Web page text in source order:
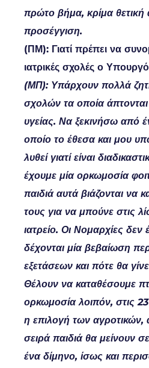
πρώτο βήμα, κρίμα θετική
προσέγγιση.
(ΠΜ): Γιατί πρέπει να
ιατρικές σχολές ο
(ΜΠ): Υπάρχουν πολλά
σχολών τα οποία
υγείας. Να ξεκινήσω από
οποίο το έθεσα και μου
λυθεί γιατί είναι
έχουμε μία ορκωμοσία
παιδιά αυτά βιάζονται να
τους για να μπούνε στις
ιατρείο. Οι Νομαρχίες δεν
δέχονται μία βεβαίωση
εξετάσεων και πότε θα
Θέλουν να καταθέσουμε
ορκωμοσία λοιπόν, στις 23
η επιλογή των αγροτικών,
σειρά παιδιά θα μείνουν
ένα δίμηνο, ίσως και